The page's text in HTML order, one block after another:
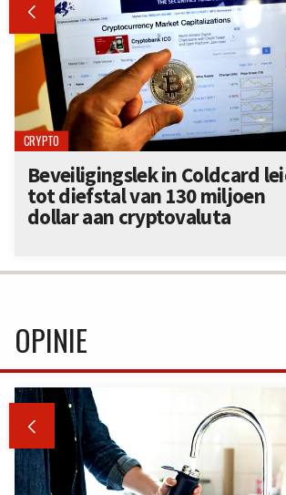

CRYPTO
Beveiligingslek in Coldcard
tot diefstal van 130 miljoen
dollar aan cryptovaluta
OPINIE
